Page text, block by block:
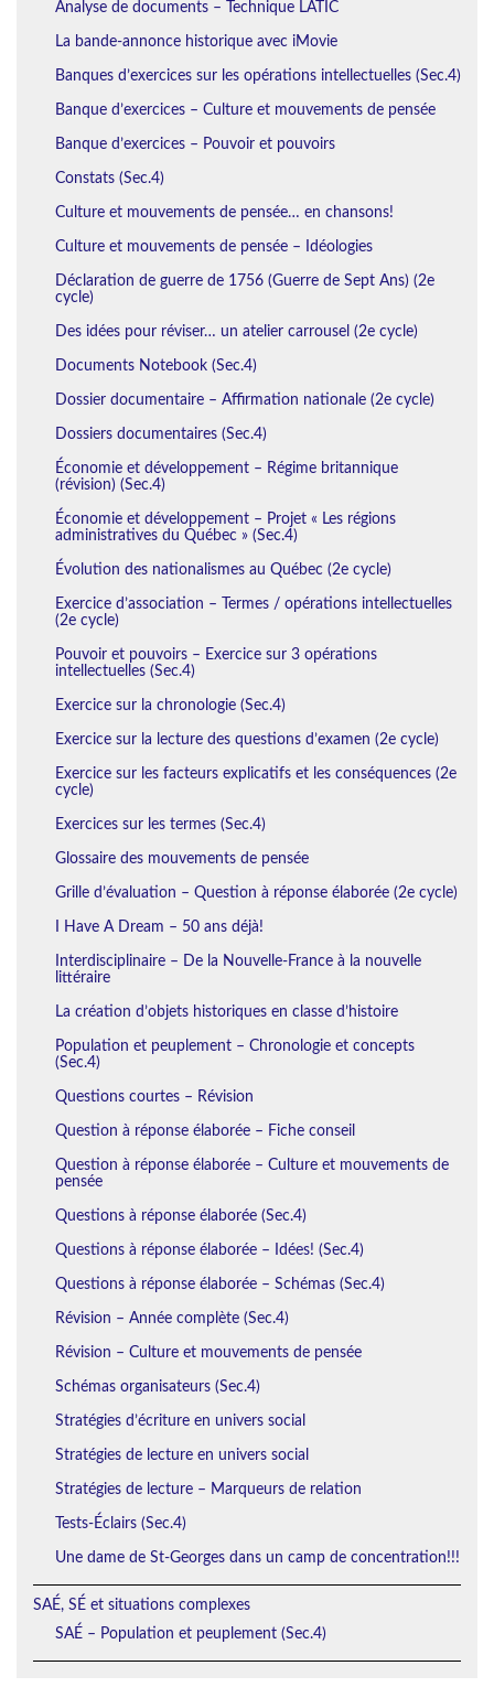
Analyse de documents – Technique LATIC
La bande-annonce historique avec iMovie
Banques d’exercices sur les opérations intellectuelles (Sec.4)
Banque d’exercices – Culture et mouvements de pensée
Banque d’exercices – Pouvoir et pouvoirs
Constats (Sec.4)
Culture et mouvements de pensée… en chansons!
Culture et mouvements de pensée – Idéologies
Déclaration de guerre de 1756 (Guerre de Sept Ans) (2e
cycle)
Des idées pour réviser… un atelier carrousel (2e cycle)
Documents Notebook (Sec.4)
Dossier documentaire – Affirmation nationale (2e cycle)
Dossiers documentaires (Sec.4)
Économie et développement – Régime britannique
(révision) (Sec.4)
Économie et développement – Projet « Les régions
administratives du Québec » (Sec.4)
Évolution des nationalismes au Québec (2e cycle)
Exercice d’association – Termes / opérations intellectuelles
(2e cycle)
Pouvoir et pouvoirs – Exercice sur 3 opérations
intellectuelles (Sec.4)
Exercice sur la chronologie (Sec.4)
Exercice sur la lecture des questions d’examen (2e cycle)
Exercice sur les facteurs explicatifs et les conséquences (2e
cycle)
Exercices sur les termes (Sec.4)
Glossaire des mouvements de pensée
Grille d’évaluation – Question à réponse élaborée (2e cycle)
I Have A Dream – 50 ans déjà!
Interdisciplinaire – De la Nouvelle-France à la nouvelle
littéraire
La création d’objets historiques en classe d’histoire
Population et peuplement – Chronologie et concepts
(Sec.4)
Questions courtes – Révision
Question à réponse élaborée – Fiche conseil
Question à réponse élaborée – Culture et mouvements de
pensée
Questions à réponse élaborée (Sec.4)
Questions à réponse élaborée – Idées! (Sec.4)
Questions à réponse élaborée – Schémas (Sec.4)
Révision – Année complète (Sec.4)
Révision – Culture et mouvements de pensée
Schémas organisateurs (Sec.4)
Stratégies d’écriture en univers social
Stratégies de lecture en univers social
Stratégies de lecture – Marqueurs de relation
Tests-Éclairs (Sec.4)
Une dame de St-Georges dans un camp de concentration!!!
SAÉ, SÉ et situations complexes
SAÉ – Population et peuplement (Sec.4)